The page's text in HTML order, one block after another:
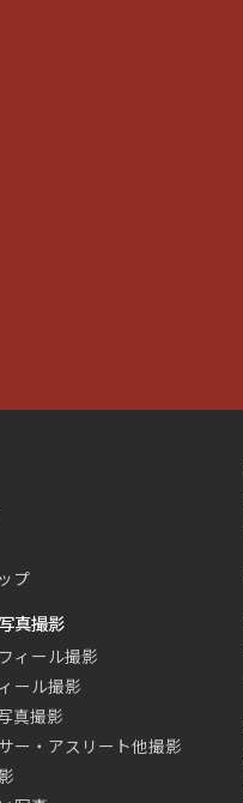
プ
真撮影
ィール撮影
ール撮影
真撮影
ー・アスリート他撮影